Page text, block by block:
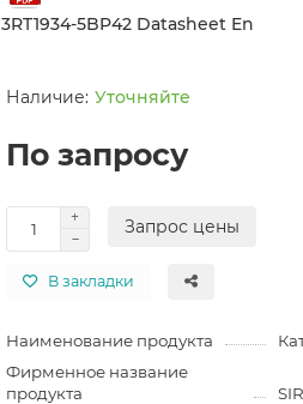
3RT1934-5BP42 Datasheet En
Уточняйте
По запросу
Запрос цены
В закладки
Наименование продукта
Фирменное название
продукта